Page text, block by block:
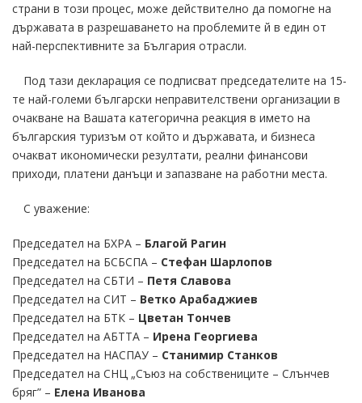
страни в този процес, може действително да помогне на
държавата в разрешаването на проблемите й в един от
най-перспективните за България отрасли.
Под тази декларация се подписват председателите на 15-
те най-големи български неправителствени организации в
очакване на Вашата категорична реакция в името на
българския туризъм от който и държавата, и бизнеса
очакват икономически резултати, реални финансови
приходи, платени данъци и запазване на работни места.
С уважение:
Председател на БХРА – Благой Рагин
Председател на БСБСПА – Стефан Шарлопов
Председател на СБТИ – Петя Славова
Председател на СИТ – Ветко Арабаджиев
Председател на БТК – Цветан Тончев
Председател на АБТТА – Ирена Георгиева
Председател на НАСПАУ – Станимир Станков
Председател на СНЦ „Съюз на собствениците – Слънчев
бряг” – Елена Иванова